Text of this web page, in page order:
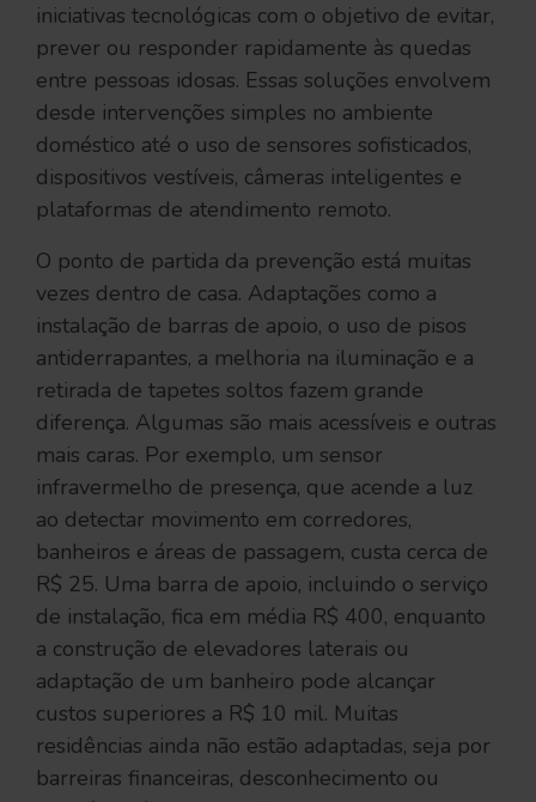
iniciativas tecnológicas com o objetivo de evitar,
prever ou responder rapidamente às quedas
entre pessoas idosas. Essas soluções envolvem
desde intervenções simples no ambiente
doméstico até o uso de sensores sofisticados,
dispositivos vestíveis, câmeras inteligentes e
plataformas de atendimento remoto.
O ponto de partida da prevenção está muitas
vezes dentro de casa. Adaptações como a
instalação de barras de apoio, o uso de pisos
antiderrapantes, a melhoria na iluminação e a
retirada de tapetes soltos fazem grande
diferença. Algumas são mais acessíveis e outras
mais caras. Por exemplo, um sensor
infravermelho de presença, que acende a luz
ao detectar movimento em corredores,
banheiros e áreas de passagem, custa cerca de
R$ 25. Uma barra de apoio, incluindo o serviço
de instalação, fica em média R$ 400, enquanto
a construção de elevadores laterais ou
adaptação de um banheiro pode alcançar
custos superiores a R$ 10 mil. Muitas
residências ainda não estão adaptadas, seja por
barreiras financeiras, desconhecimento ou